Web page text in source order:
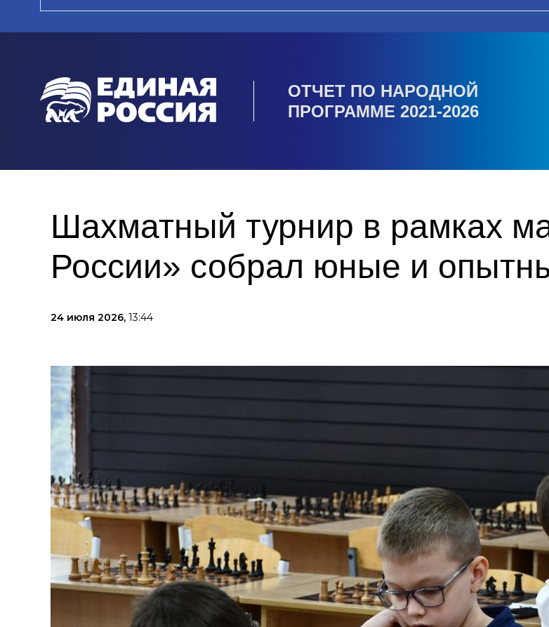
ОТЧЕТ ПО НАРОДНОЙ
ПРОГРАММЕ 2021-2026
Шахматный турнир в рамках
России» собрал юные и
24 июля 2026, 13:44